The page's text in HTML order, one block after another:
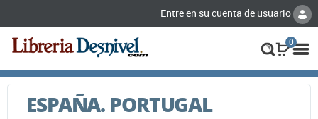
Entre en su cuenta de usuario
0
ESPAÑA. PORTUGAL